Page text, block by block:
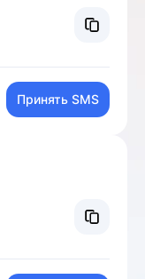
Принять SMS